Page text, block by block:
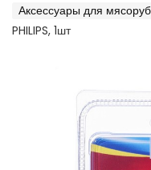
Аксессуары для
PHILIPS, 1шт